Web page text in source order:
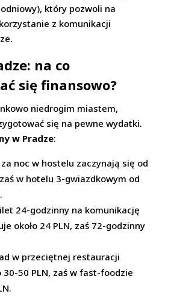
który pozwoli na
z komunikacji
na co
się finansowo?
niedrogim miastem,
się na pewne wydatki.
w Pradze:
za noc w hostelu zaczynają się od
zaś w hotelu 3-gwiazdkowym od
24-godzinny na komunikację
około 24 PLN, zaś 72-godzinny
w przeciętnej restauracji
30-50 PLN, zaś w fast-foodzie